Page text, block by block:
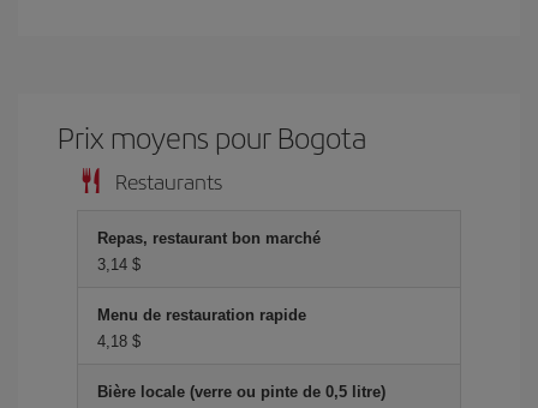
Prix ​​moyens pour Bogota
Restaurants
Repas, restaurant bon marché
3,14 $
Menu de restauration rapide
4,18 $
Bière locale (verre ou pinte de 0,5 litre)